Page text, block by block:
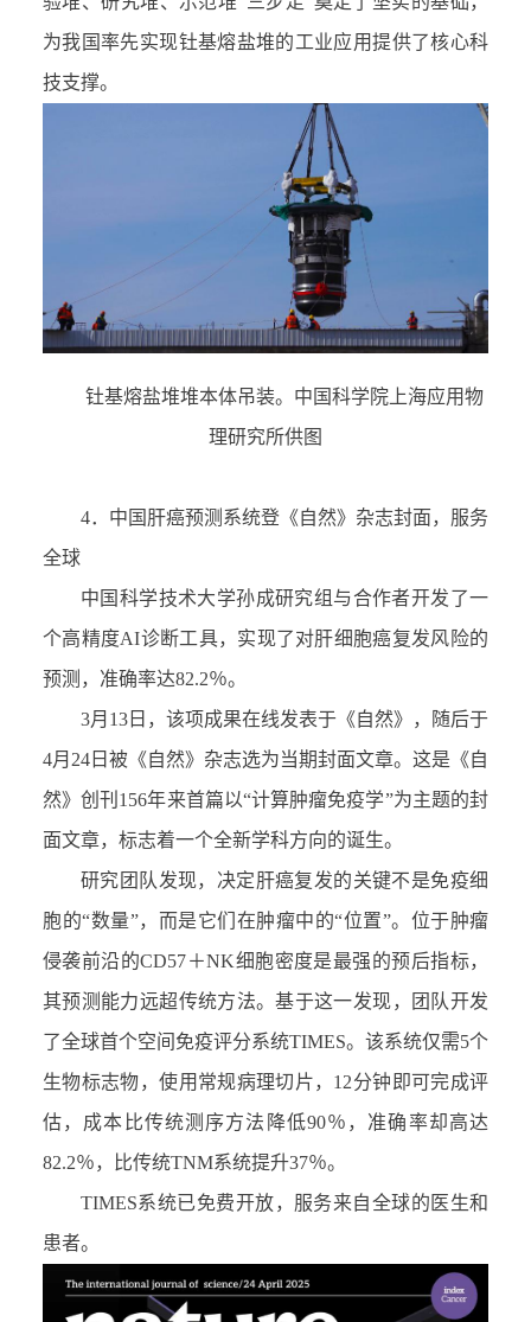
为我国率先实现钍基熔盐堆的工业应用提供了核心科
技支撑。
钍基熔盐堆堆本体吊装。中国科学院上海应用物
理研究所供图
4． 中国肝癌预测系统登 《自然》杂志封面，服务
全球
中国科学技术大学孙成研究组与合作者开发了一
个高精度AI诊断工具，实现了对肝细胞癌复发风险的
预测，准确率达82.2％。
3月 13 日 ， 该项成果在线发表于 《自然》，随后于
4月 24 日被《自然》 杂志选为当期封面文章。这是《自
然》创刊 156年来首篇以“计算肿瘤免疫学”为主题的封
面文章，标志着一个全新学科方向的诞生。
研究团队发现，决定肝癌复发的关键不是免疫细
胞的“数量”，而是它们在肿瘤中的“位置”。位于肿瘤
侵袭前沿的CD57＋NK细胞密度是最强的预后指标，
其预测能力远超传统方法。基于这一发现，团队开发
了全球首个空间免疫评分系统TIMES。该系统仅需5个
生物标志物，使用常规病理切片， 12分钟即可完成评
估，成本比传统测序方法降低90％ ，准确率却高达
82.2％，比传统TNM系统提升37％。
TIMES系统已免费开放，服务来自全球的医生和
患者。